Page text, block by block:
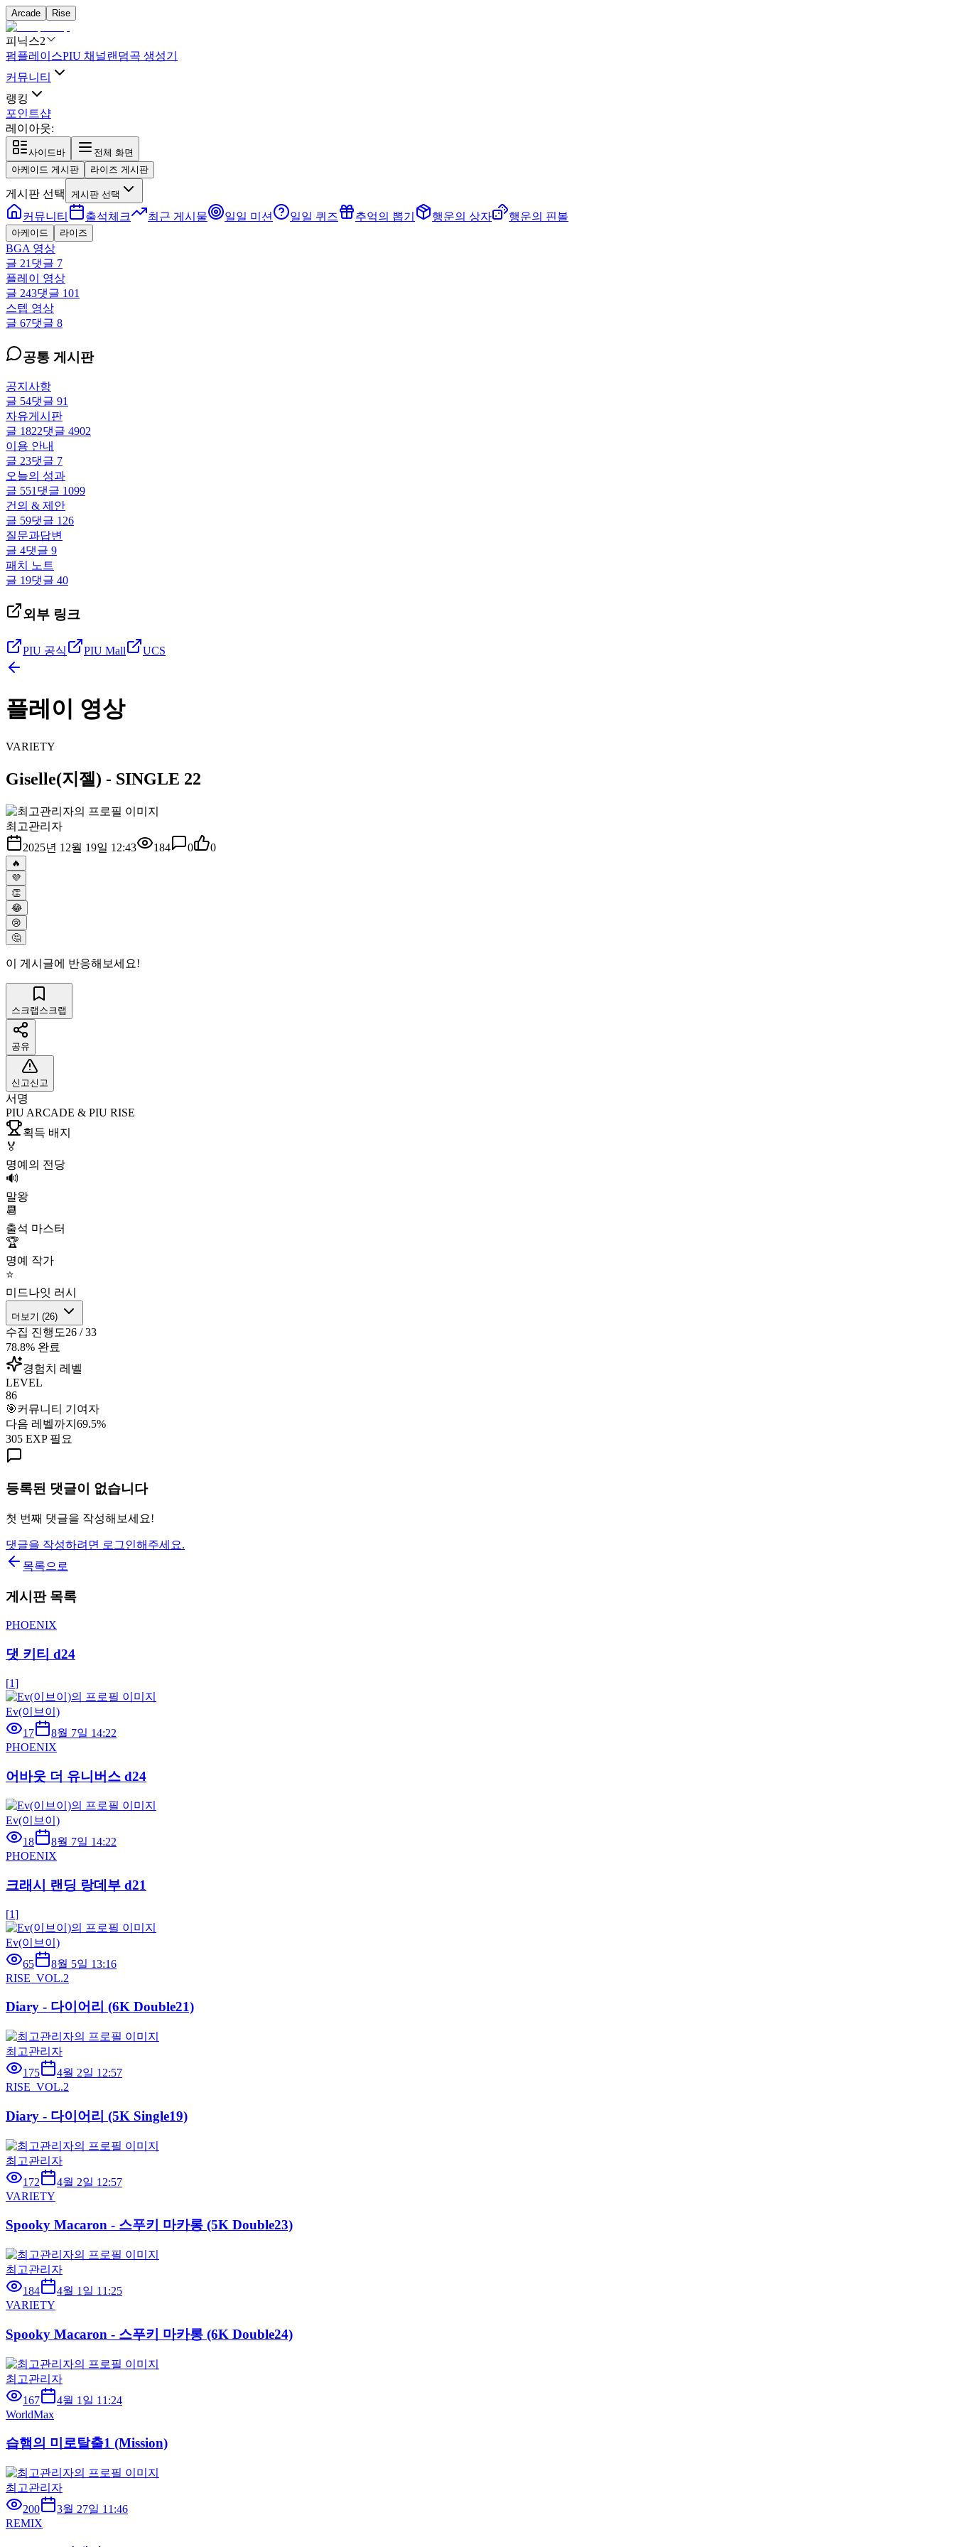
Arcade Rise
피닉스2
펌플레이스PIU 채널랜덤곡 생성기
커뮤니티
랭킹
포인트샵
레이아웃:
사이드바
전체 화면
아케이드 게시판
라이즈 게시판
게시판 선택 게시판 선택
커뮤니티 출석체크 최근 게시물 일일 미션 일일 퀴즈 추억의 뽑기 행운의 상자 행운의 핀볼
아케이드 라이즈
BGA 영상
글 21 댓글 7
플레이 영상
글 243댓글 101
스텝 영상
글 67댓글 8
공통 게시판
공지사항
글 54댓글 91
자유게시판
글 1822댓글 4902
이용 안내
글 23댓글 7
오늘의 성과
글 551댓글 1099
건의 & 제안
글 59댓글 126
질문과답변
글 4댓글 9
패치 노트
글 19댓글 40
외부 링크
PIU 공식 PIU Mall UCS
플레이 영상
VARIETY
Giselle(지젤) - SINGLE 22
최고관리자
2025년 12월 19일 12:43
184 0 0
🔥
💜
👏
😂
😢
🤔
이 게시글에 반응해보세요!
스크랩 스크랩
공유
신고신고
서명
PIU ARCADE & PIU RISE
획득 배지
🏅
명예의 전당
🔊
말왕
📆
출석 마스터
🏆
명예 작가
⭐
미드나잇 러시
더보기 (26)
수집 진행도26 /33
78.8% 완료
경험치 레벨
LEVEL
86
🎯커뮤니티 기여자
다음 레벨까지 69.5%
305 EXP 필요
등록된 댓글이 없습니다
첫 번째 댓글을 작성해보세요!
댓글을 작성하려면 로그인해주세요.
목록으로
게시판 목록
PHOENIX
댓 키티 d24
[1]
Ev(이브이)
17
8월 7일 14:22
PHOENIX
어바웃 더 유니버스 d24
Ev(이브이)
18
8월 7일 14:22
PHOENIX
크래시 랜딩 랑데부 d21
[1]
Ev(이브이)
65
8월 5일 13:16
RISE_VOL.2
Diary - 다이어리 (6K Double21)
최고관리자
175
4월 2일 12:57
RISE_VOL.2
Diary - 다이어리 (5K Single19)
최고관리자
172
4월 2일 12:57
VARIETY
Spooky Macaron - 스푸키 마카롱 (5K Double23)
최고관리자
184
4월 1일 11:25
VARIETY
Spooky Macaron - 스푸키 마카롱 (6K Double24)
최고관리자
167
4월 1일 11:24
WorldMax
습햄의 미로탈출1 (Mission)
최고관리자
200
3월 27일 11:46
REMIX